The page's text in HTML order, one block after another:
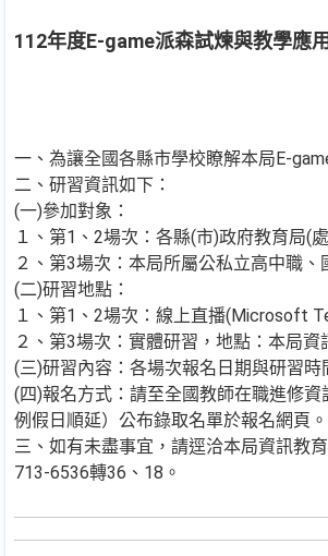
112年度E-game派森試煉與教學應
一、為讓全國各縣市學校瞭解本局E-
二、研習資訊如下：
(一)參加對象：
１、第1、2場次：各縣(市)政府教育局(
２、第3場次：本局所屬公私立高中職、
(二)研習地點：
１、第1、2場次：線上直播(Microsoft
２、第3場次：實體研習，地點：本局
(三)研習內容：各場次報名日期與研習時
(四)報名方式：請至全國教師在職進修
例假日順延）公布錄取名單於報名網頁。
三、如有未盡事宜，請逕洽本局資訊教
713-6536轉36、18。